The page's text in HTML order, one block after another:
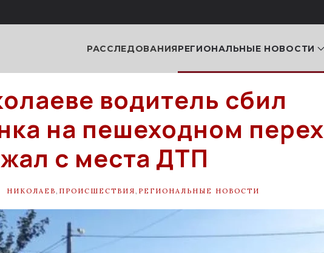
РАССЛЕДОВАНИЯРЕГИОНАЛЬНЫЕ НОВОСТИ
водитель сбил
на пешеходном
с места ДТП
НИКОЛАЕВ ПРОИСШЕСТВИЯ РЕГИОНАЛЬНЫЕ НОВОСТИ